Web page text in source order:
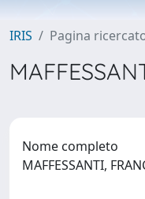
IRIS Pagina
Nome completo
MAFFESSANTI,